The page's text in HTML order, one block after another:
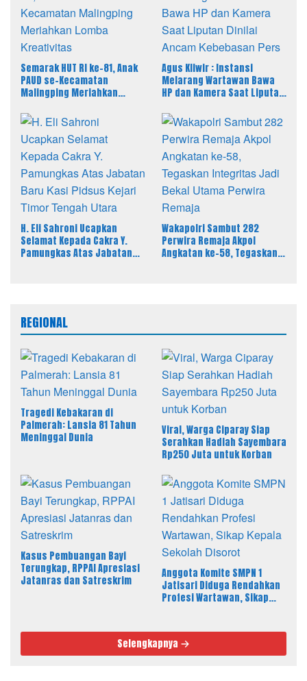
Semarak HUT RI ke-81, Anak
PAUD se-Kecamatan
Malingping Meriahkan
Agus Kliwir : Instansi
Melarang Wartawan Bawa
HP dan Kamera Saat Liputan
Pers
H. Eli Sahroni Ucapkan
Selamat Kepada Cakra Y.
Pamungkas Atas Jabatan
Wakapolri Sambut 282
Perwira Remaja Akpol
Angkatan ke-58, Tegaskan
REGIONAL
Tragedi Kebakaran di
Palmerah: Lansia 81 Tahun
Meninggal Dunia
Viral, Warga Ciparay Siap
Serahkan Hadiah Sayembara
Rp250 Juta untuk Korban
Kasus Pembuangan Bayi
Terungkap, RPPAI Apresiasi
Jatanras dan Satreskrim
Anggota Komite SMPN 1
Jatisari Diduga Rendahkan
Profesi Wartawan, Sikap
Selengkapnya